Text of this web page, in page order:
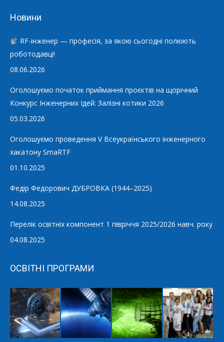
Новини
RF-інженер — професія, за якою сьогодні полюють
роботодавці!
08.06.2026
Оголошуємо початок приймання проєктів на щорічний
Конкурс Інженерних Ідей: Залізні котики 2026
05.03.2026
Оголошуємо проведення V Всеукраїнського інженерного
хакатону SmaRTF
01.10.2025
Федір Федорович ДУБРОВКА (1944–2025)
14.08.2025
Перелік освітніх компонент 1 півріччя 2025/2026 навч. року
04.08.2025
ОСВІТНІ ПРОГРАМИ